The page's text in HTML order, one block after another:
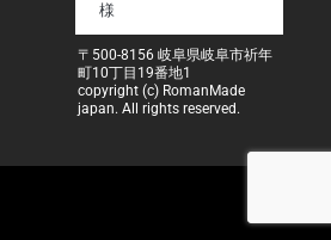
様
〒500-8156 岐阜県岐阜市祈年
町10丁目19番地1
copyright (c) RomanMade
japan. All rights reserved.